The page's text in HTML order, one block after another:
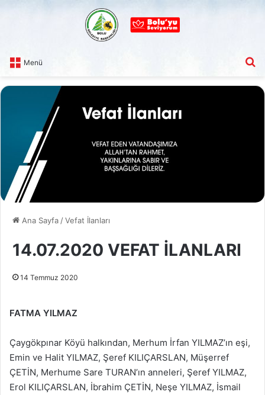
Menü
Ana Sayfa /Vefat İlanları
14.07.2020 VEFAT İLANLARI
14 Temmuz 2020
FATMA YILMAZ
Çaygökpınar Köyü halkından, Merhum İrfan YILMAZ’ın eşi,
Emin ve Halit YILMAZ, Şeref KILIÇARSLAN, Müşerref
ÇETİN, Merhume Sare TURAN’ın anneleri, Şeref YILMAZ,
Erol KILIÇARSLAN, İbrahim ÇETİN, Neşe YILMAZ, İsmail